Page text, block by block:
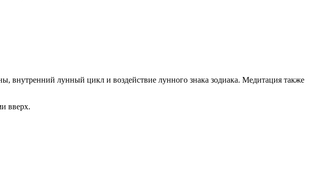
внутренний лунный цикл и воздействие лунного знака зодиака. Медитация также
вверх.